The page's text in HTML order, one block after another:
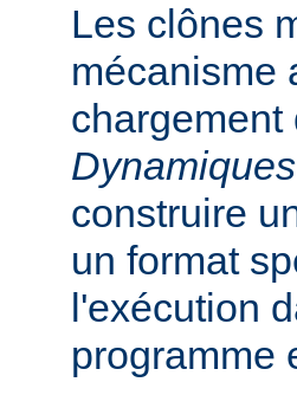
Les clônes
mécanisme
construire
un format
l'exécution
programme